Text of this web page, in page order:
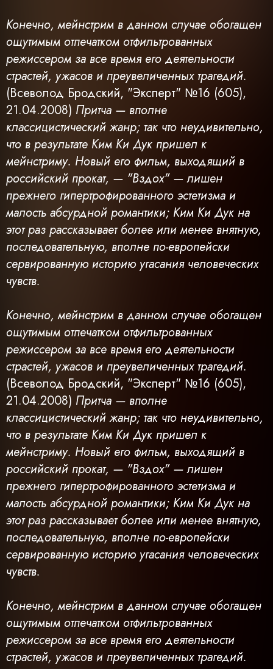
Конечно, мейнстрим в данном случае обогащен
ощутимым отпечатком отфильтрованных
режиссером за все время его деятельности
страстей, ужасов и преувеличенных трагедий.
(Всеволод Бродский, "Эксперт" №16 (605),
21.04.2008) Притча — вполне
классицистический жанр; так что неудивительно,
что в результате Ким Ки Дук пришел к
мейнстриму. Новый его фильм, выходящий в
российский прокат, — "Вздох" — лишен
прежнего гипертрофированного эстетизма и
малость абсурдной романтики; Ким Ки Дук на
этот раз рассказывает более или менее внятную,
последовательную, вполне по-европейски
сервированную историю угасания человеческих
чувств.
Конечно, мейнстрим в данном случае обогащен
ощутимым отпечатком отфильтрованных
режиссером за все время его деятельности
страстей, ужасов и преувеличенных трагедий.
(Всеволод Бродский, "Эксперт" №16 (605),
21.04.2008) Притча — вполне
классицистический жанр; так что неудивительно,
что в результате Ким Ки Дук пришел к
мейнстриму. Новый его фильм, выходящий в
российский прокат, — "Вздох" — лишен
прежнего гипертрофированного эстетизма и
малость абсурдной романтики; Ким Ки Дук на
этот раз рассказывает более или менее внятную,
последовательную, вполне по-европейски
сервированную историю угасания человеческих
чувств.
Конечно, мейнстрим в данном случае обогащен
ощутимым отпечатком отфильтрованных
режиссером за все время его деятельности
страстей, ужасов и преувеличенных трагедий.